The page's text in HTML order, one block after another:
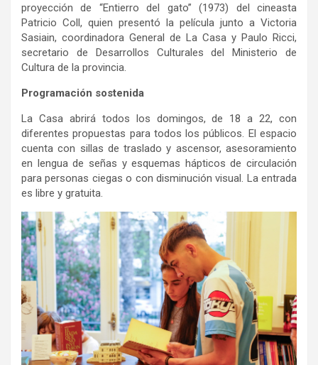
proyección de “Entierro del gato” (1973) del cineasta
Patricio Coll, quien presentó la película junto a Victoria
Sasiain, coordinadora General de La Casa y Paulo Ricci,
secretario de Desarrollos Culturales del Ministerio de
Cultura de la provincia.
Programación sostenida
La Casa abrirá todos los domingos, de 18 a 22, con
diferentes propuestas para todos los públicos. El espacio
cuenta con sillas de traslado y ascensor, asesoramiento
en lengua de señas y esquemas hápticos de circulación
para personas ciegas o con disminución visual. La entrada
es libre y gratuita.